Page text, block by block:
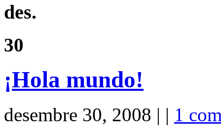
des.
30
¡Hola mundo!
desembre 30, 2008 | | 1